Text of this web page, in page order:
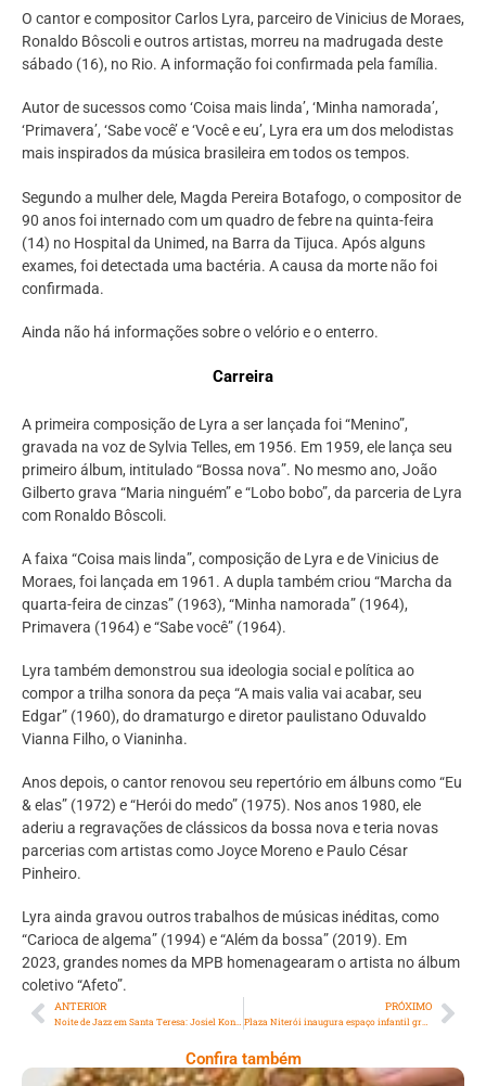
O cantor e compositor Carlos Lyra, parceiro de Vinicius de Moraes,
Ronaldo Bôscoli e outros artistas, morreu na madrugada deste
sábado (16), no Rio. A informação foi confirmada pela família.
Autor de sucessos como ‘Coisa mais linda’, ‘Minha namorada’,
‘Primavera’, ‘Sabe você’ e ‘Você e eu’, Lyra era um dos melodistas
mais inspirados da música brasileira em todos os tempos.
Segundo a mulher dele, Magda Pereira Botafogo, o compositor de
90 anos foi internado com um quadro de febre na quinta-feira
(14) no Hospital da Unimed, na Barra da Tijuca. Após alguns
exames, foi detectada uma bactéria. A causa da morte não foi
confirmada.
Ainda não há informações sobre o velório e o enterro.
Carreira
A primeira composição de Lyra a ser lançada foi “Menino”,
gravada na voz de Sylvia Telles, em 1956. Em 1959, ele lança seu
primeiro álbum, intitulado “Bossa nova”. No mesmo ano, João
Gilberto grava “Maria ninguém” e “Lobo bobo”, da parceria de Lyra
com Ronaldo Bôscoli.
A faixa “Coisa mais linda”, composição de Lyra e de Vinicius de
Moraes, foi lançada em 1961. A dupla também criou “Marcha da
quarta-feira de cinzas” (1963), “Minha namorada” (1964),
Primavera (1964) e “Sabe você” (1964).
Lyra também demonstrou sua ideologia social e política ao
compor a trilha sonora da peça “A mais valia vai acabar, seu
Edgar” (1960), do dramaturgo e diretor paulistano Oduvaldo
Vianna Filho, o Vianinha.
Anos depois, o cantor renovou seu repertório em álbuns como “Eu
& elas” (1972) e “Herói do medo” (1975). Nos anos 1980, ele
aderiu a regravações de clássicos da bossa nova e teria novas
parcerias com artistas como Joyce Moreno e Paulo César
Pinheiro.
Lyra ainda gravou outros trabalhos de músicas inéditas, como
“Carioca de algema” (1994) e “Além da bossa” (2019). Em
2023, grandes nomes da MPB homenagearam o artista no álbum
coletivo “Afeto”.
ANTERIOR
Noite de Jazz em Santa Teresa: Josiel Konrad agita o Explorer Sessions
PRÓXIMO
Plaza Niterói inaugura espaço infantil gratuito com programação especial
Confira também